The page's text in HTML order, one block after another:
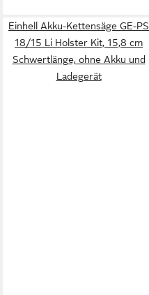
Einhell Akku-Kettensäge GE-PS
18/15 Li Holster Kit, 15,8 cm
Schwertlänge, ohne Akku und
Ladegerät